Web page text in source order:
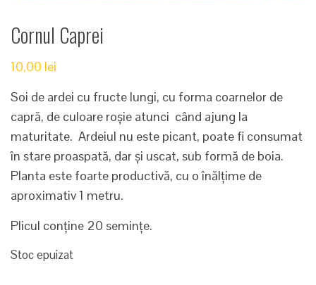
Cornul Caprei
10,00 lei
Soi de ardei cu fructe lungi, cu forma coarnelor de
capră, de culoare roșie atunci când ajung la
maturitate. Ardeiul nu este picant, poate fi consumat
în stare proaspată, dar și uscat, sub formă de boia.
Planta este foarte productivă, cu o înălțime de
aproximativ 1 metru.
Plicul conține 20 semințe.
Stoc epuizat